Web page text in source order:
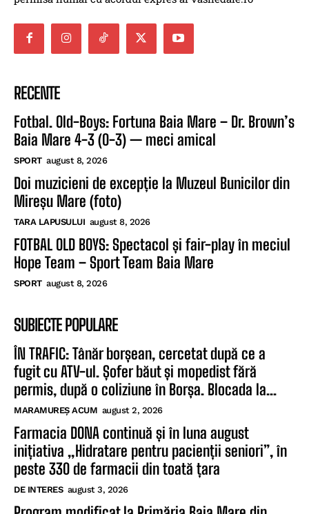
RECENTE
Fotbal. Old-Boys: Fortuna Baia Mare – Dr. Brown’s
Baia Mare 4-3 (0-3) — meci amical
SPORT august 8, 2026
Doi muzicieni de excepție la Muzeul Bunicilor din
Mireșu Mare (foto)
TARA LAPUSULUI august 8, 2026
FOTBAL OLD BOYS: Spectacol și fair-play în meciul
Hope Team – Sport Team Baia Mare
SPORT august 8, 2026
SUBIECTE POPULARE
ÎN TRAFIC: Tânăr borșean, cercetat după ce a
fugit cu ATV-ul. Șofer băut și mopedist fără
permis, după o coliziune în Borșa. Blocada la...
MARAMUREȘ ACUM august 2, 2026
Farmacia DONA continuă și în luna august
inițiativa „Hidratare pentru pacienții seniori”, în
peste 330 de farmacii din toată țara
DE INTERES august 3, 2026